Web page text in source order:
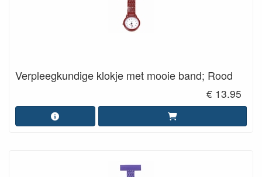
Verpleegkundige klokje met mooie band; Rood
€ 13.95